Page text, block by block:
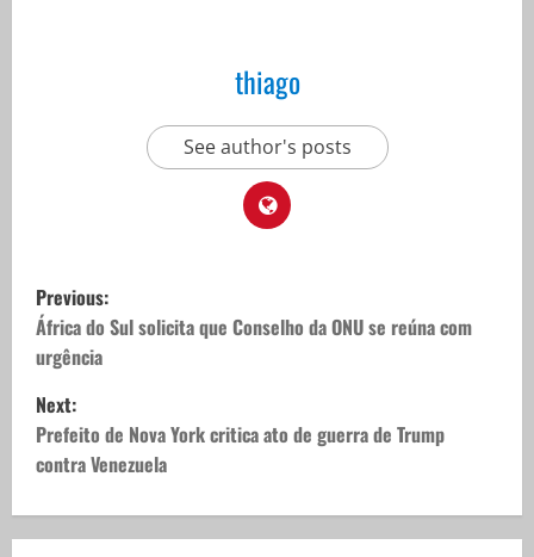
thiago
See author's posts
P
o
s
t
n
a
Previous:
África do Sul solicita que Conselho da ONU se reúna com
urgência
Next:
Prefeito de Nova York critica ato de guerra de Trump
contra Venezuela